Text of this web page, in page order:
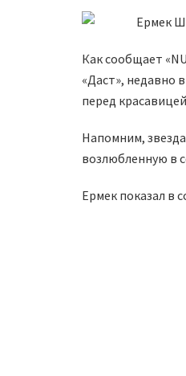
Как сообщает
«Даст», недавно
перед
Напомним,
возлюбленную в
Ермек показал в